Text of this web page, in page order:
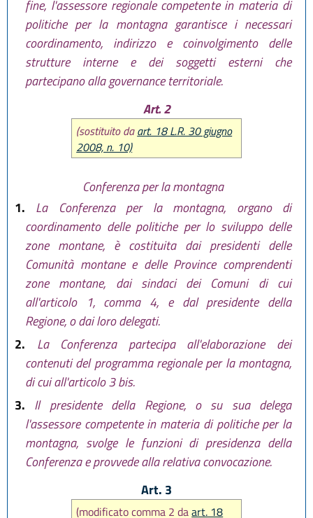
fine, l'assessore regionale competente in materia di
politiche per la montagna garantisce i necessari
coordinamento, indirizzo e coinvolgimento delle
strutture interne e dei soggetti esterni che
partecipano alla governance territoriale.
Art. 2
(sostituito daart. 18 L.R. 30 giugno
2008, n. 10)
Conferenza per la montagna
1. La Conferenza per la montagna, organo di
coordinamento delle politiche per lo sviluppo delle
zone montane, è costituita dai presidenti delle
Comunità montane e delle Province comprendenti
zone montane, dai sindaci dei Comuni di cui
all'articolo 1, comma 4, e dal presidente della
Regione, o dai loro delegati.
2. La Conferenza partecipa all'elaborazione dei
contenuti del programma regionale per la montagna,
di cui all'articolo 3 bis.
3. Il presidente della Regione, o su sua delega
l'assessore competente in materia di politiche per la
montagna, svolge le funzioni di presidenza della
Conferenza e provvede alla relativa convocazione.
Art. 3
(modificato comma 2 daart. 18